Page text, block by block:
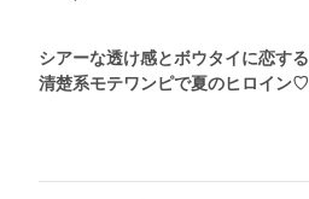
シアーな透け感とボウタイに恋する
清楚系モテワンピで夏のヒロイン♡